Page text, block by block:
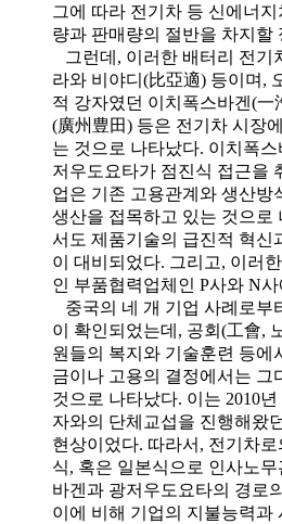
그에 따라 전기차 등 신에너
량과 판매량의 절반을 차지할
그런데, 이러한 배터리 전기
라와 비야디(比亞適) 등이며,
적 강자였던 이치폭스바겐(
(廣州豊田) 등은 전기차 시장
는 것으로 나타났다. 이치폭
저우도요타가 점진식 접근을
업은 기존 고용관계와 생산방
생산을 접목하고 있는 것으로
서도 제품기술의 급진적 혁신
이 대비되었다. 그리고, 이러
인 부품협력업체인 P사와 N
중국의 네 개 기업 사례로부
이 확인되었는데, 공회(工會,
원들의 복지와 기술훈련 등에
금이나 고용의 결정에서는 그
것으로 나타났다. 이는 2010
자와의 단체교섭을 진행해왔
현상이었다. 따라서, 전기차
식, 혹은 일본식으로 인사노
바겐과 광저우도요타의 경로
이에 비해 기업의 지불능력과